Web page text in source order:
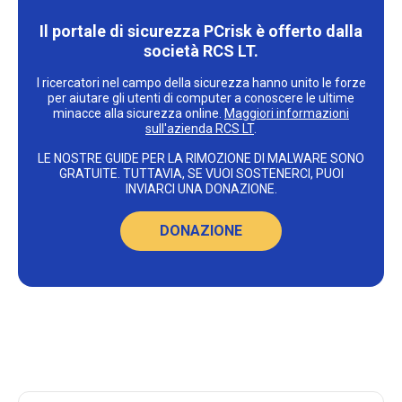
Il portale di sicurezza PCrisk è offerto dalla
società RCS LT.
I ricercatori nel campo della sicurezza hanno unito le forze
per aiutare gli utenti di computer a conoscere le ultime
minacce alla sicurezza online. Maggiori informazioni
sull'azienda RCS LT.
LE NOSTRE GUIDE PER LA RIMOZIONE DI MALWARE SONO
GRATUITE. TUTTAVIA, SE VUOI SOSTENERCI, PUOI
INVIARCI UNA DONAZIONE.
DONAZIONE